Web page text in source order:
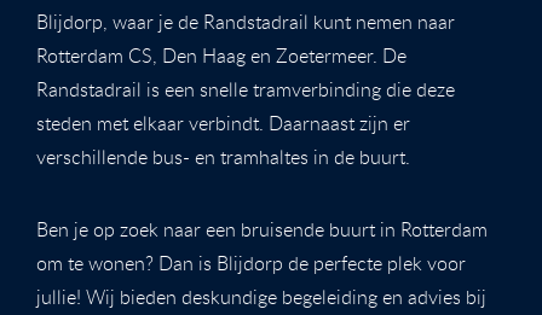
Blijdorp, waar je de Randstadrail kunt nemen naar
Rotterdam CS, Den Haag en Zoetermeer. De
Randstadrail is een snelle tramverbinding die deze
steden met elkaar verbindt. Daarnaast zijn er
verschillende bus- en tramhaltes in de buurt.
Ben je op zoek naar een bruisende buurt in Rotterdam
om te wonen? Dan is Blijdorp de perfecte plek voor
jullie! Wij bieden deskundige begeleiding en advies bij